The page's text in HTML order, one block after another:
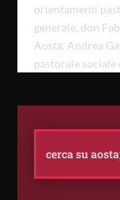
orientamenti
generale, don
Aosta, Andrea
pastorale sociale